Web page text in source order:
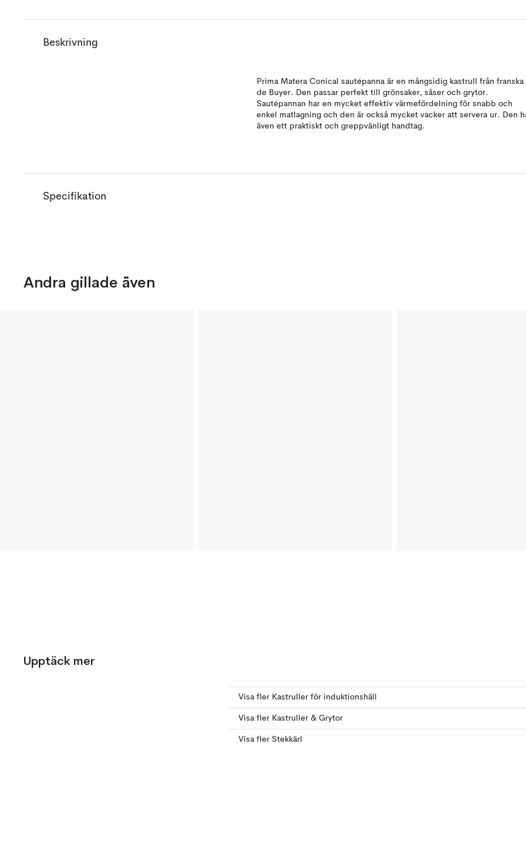
Beskrivning
Prima Matera Conical sautépanna är en mångsidig kastrull från franska
de Buyer. Den passar perfekt till grönsaker, såser och grytor.
Sautépannan har en mycket effektiv värmefördelning för snabb och
enkel matlagning och den är också mycket vacker att servera ur. Den
även ett praktiskt och greppvänligt handtag.
Specifikation
Andra gillade även
Upptäck mer
Visa fler Kastruller för induktionshäll
Visa fler Kastruller & Grytor
Visa fler Stekkärl